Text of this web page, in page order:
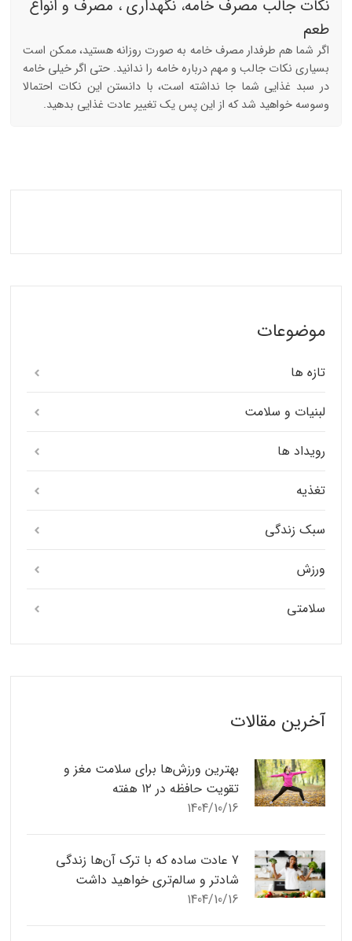
نکات جالب مصرف خامه، نگهداری ، مصرف و انواع
طعم
اگر شما هم طرفدار مصرف خامه به صورت روزانه هستید، ممکن است
بسیاری نکات جالب و مهم درباره خامه را ندانید. حتی اگر خیلی خامه
در سبد غذایی شما جا نداشته است، با دانستن این نکات احتمالا
وسوسه خواهید شد که از این پس یک تغییر عادت غذایی بدهید.
موضوعات
تازه ها
لبنیات و سلامت
رویداد ها
تغذیه
سبک زندگی
ورزش
سلامتی
آخرین مقالات
بهترین ورزش‌ها برای سلامت مغز و
تقویت حافظه در ۱۲ هفته
1404/10/16
7 عادت ساده که با ترک آن‌ها زندگی
شادتر و سالم‌تری خواهید داشت
1404/10/16